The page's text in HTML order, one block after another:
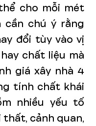
cho mỗi mét
cần chú ý rằng
đổi tùy vào vị
chất liệu mà
giá xây nhà 4
tính chất khái
nhiều yếu tố
cảnh quan,